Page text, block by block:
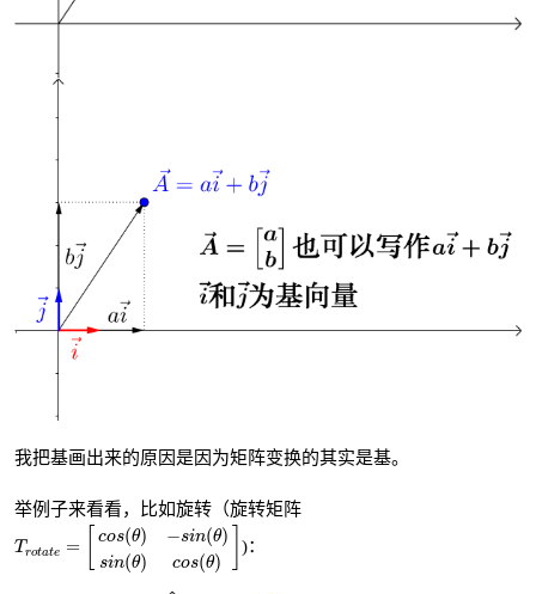
我把基画出来的原因是因为矩阵变换的其实是基。
举例子来看看，比如旋转（旋转矩阵
T rotate = cos(θ) −sin(θ)
sin(θ) cos(θ)
T o ta te = co ( θ ) −s n ( θ) in ( θ)co s( θ ]
)：